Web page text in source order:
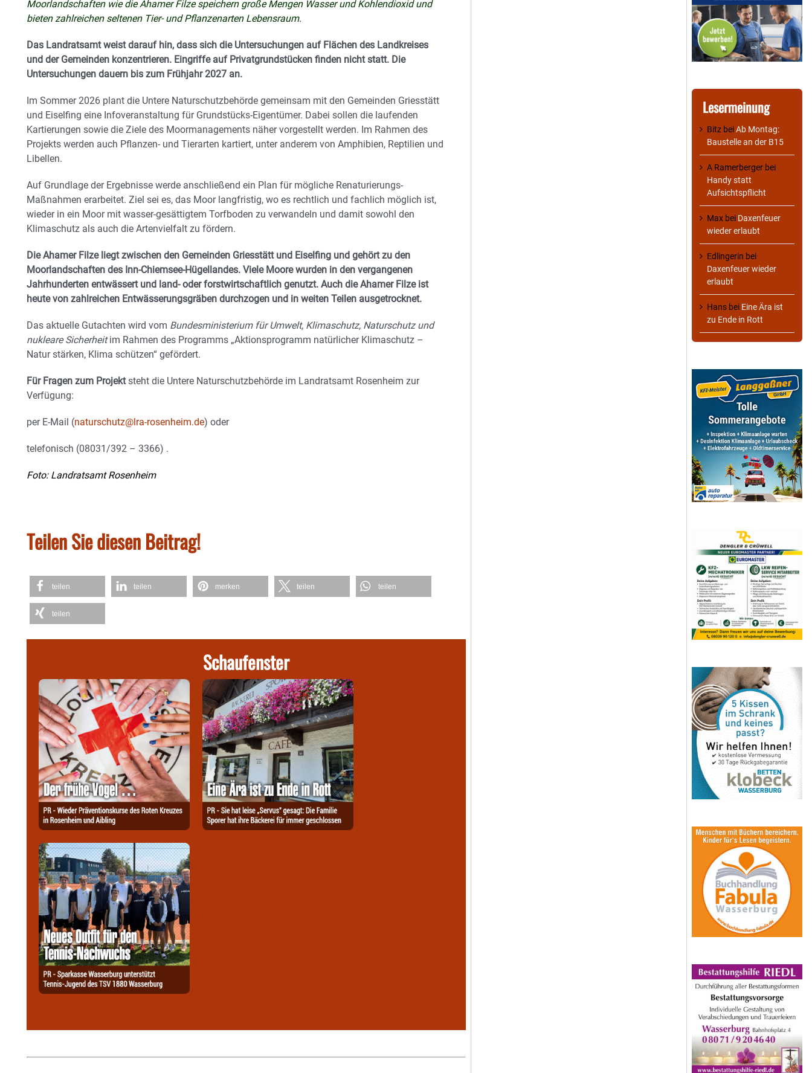
Moorlandschaften wie die Ahamer Filze speichern große Mengen Wasser und Kohlendioxid und
bieten zahlreichen seltenen Tier- und Pflanzenarten Lebensraum.
Das Landratsamt weist darauf hin, dass sich die Untersuchungen auf Flächen des Landkreises
und der Gemeinden konzentrieren. Eingriffe auf Privatgrundstücken finden nicht statt. Die
Untersuchungen dauern bis zum Frühjahr 2027 an.
Im Sommer 2026 plant die Untere Naturschutzbehörde gemeinsam mit den Gemeinden Griesstätt
und Eiselfing eine Infoveranstaltung für Grundstücks-Eigentümer. Dabei sollen die laufenden
Kartierungen sowie die Ziele des Moormanagements näher vorgestellt werden. Im Rahmen des
Projekts werden auch Pflanzen- und Tierarten kartiert, unter anderem von Amphibien, Reptilien und
Libellen.
Auf Grundlage der Ergebnisse werde anschließend ein Plan für mögliche Renaturierungs-
Maßnahmen erarbeitet. Ziel sei es, das Moor langfristig, wo es rechtlich und fachlich möglich ist,
wieder in ein Moor mit wasser-gesättigtem Torfboden zu verwandeln und damit sowohl den
Klimaschutz als auch die Artenvielfalt zu fördern.
Die Ahamer Filze liegt zwischen den Gemeinden Griesstätt und Eiselfing und gehört zu den
Moorlandschaften des Inn-Chiemsee-Hügellandes. Viele Moore wurden in den vergangenen
Jahrhunderten entwässert und land- oder forstwirtschaftlich genutzt. Auch die Ahamer Filze ist
heute von zahlreichen Entwässerungsgräben durchzogen und in weiten Teilen ausgetrocknet.
Das aktuelle Gutachten wird vom Bundesministerium für Umwelt, Klimaschutz, Naturschutz und
nukleare Sicherheitim Rahmen des Programms „Aktionsprogramm natürlicher Klimaschutz –
Natur stärken, Klima schützen“ gefördert.
Für Fragen zum Projektsteht die Untere Naturschutzbehörde im Landratsamt Rosenheim zur
Verfügung:
per E-Mail (naturschutz@lra-rosenheim.de) oder
telefonisch (08031/392 – 3366) .
Foto: Landratsamt Rosenheim
Teilen Sie diesen Beitrag!
teilen teilen merken teilen teilen
teilen
Schaufenster
Lesermeinung
Bitz beiAb Montag:
Baustelle an der B15
A Ramerberger bei
Handy statt
Aufsichtspflicht
Max bei Daxenfeuer
wieder erlaubt
Edlingerin bei
Daxenfeuer wieder
erlaubt
Hans bei Eine Ära ist
zu Ende in Rott